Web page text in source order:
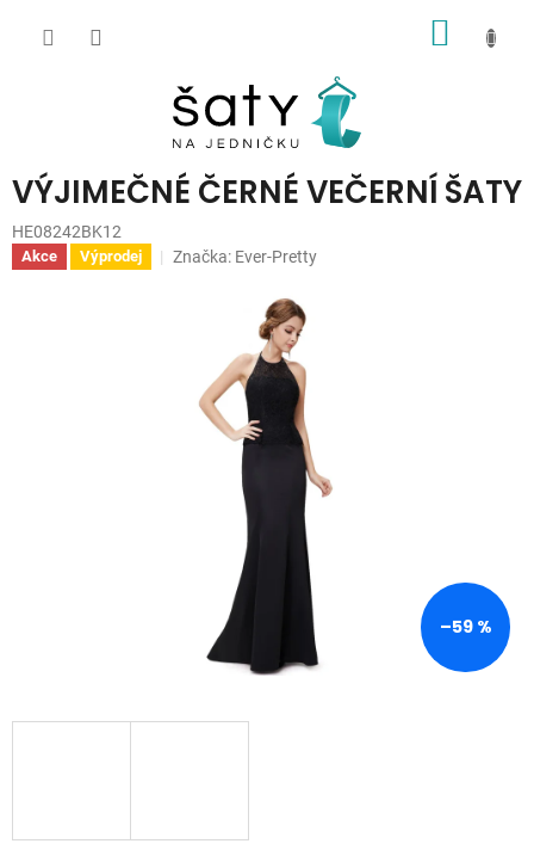
VÝJIMEČNÉ ČERNÉ VEČERNÍ ŠATY
HE08242BK12
Akce Výprodej Značka: Ever-Pretty
–59 %